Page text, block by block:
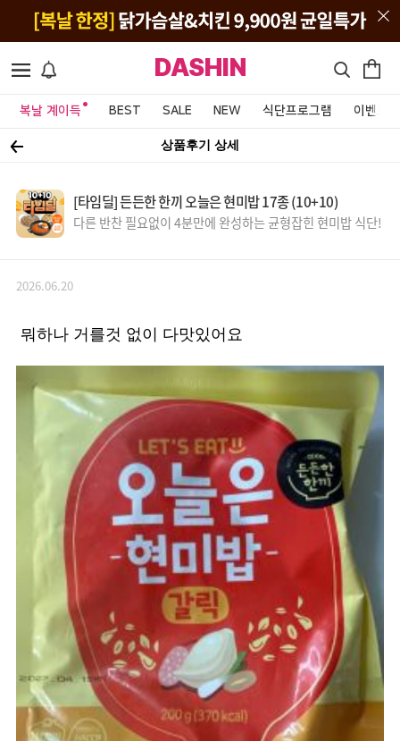
DASHIN
복날 계이득 BEST SALE NEW 식단프로그램 이벤트&
상품후기 상세
[타임딜] 든든한 한끼 오늘은 현미밥 17종 (10+10)
다른 반찬 필요없이 4분만에 완성하는 균형잡힌 현미밥 식단!
2026.06.20
뭐하나 거를것 없이 다맛있어요